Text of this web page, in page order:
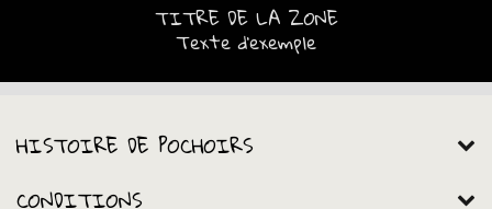
TITRE DE LA ZONE
Texte d'exemple
HISTOIRE DE POCHOIRS
CONDITIONS